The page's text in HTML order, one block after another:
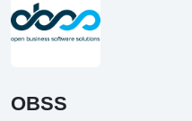
OBSS